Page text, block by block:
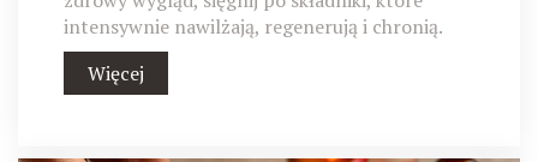
intensywnie nawilżają, regenerują i chronią.
Więcej